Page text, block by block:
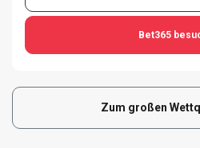
Bet365
Zum großen